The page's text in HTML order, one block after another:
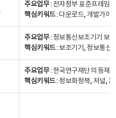
주요업무: 전자정부 표준프레임
핵심키워드: 다운로드, 개발가이
주요업무: 정보통신보조기기 보
핵심키워드: 보조기기, 정보통신
주요업무: 한국연구재단의 등재
핵심키워드: 정보화정책, 저널,